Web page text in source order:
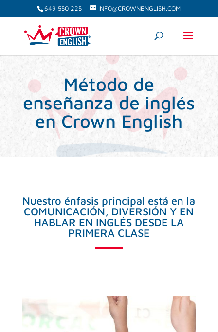
649 550 225 INFO@CROWNENGLISH.COM
Método de
enseñanza de inglés
en Crown English
Nuestro énfasis principal está en la
COMUNICACIÓN, DIVERSIÓN Y EN
HABLAR EN INGLÉS DESDE LA
PRIMERA CLASE